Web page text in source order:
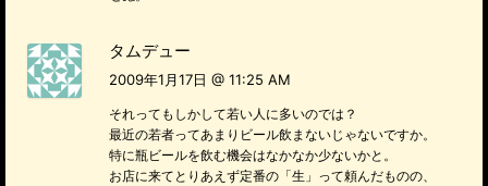
タムデュー
2009年1月17日 @ 11:25 AM
それってもしかして若い人に多いのでは？
最近の若者ってあまりビール飲まないじゃないですか。
特に瓶ビールを飲む機会はなかなか少ないかと。
お店に来てとりあえず定番の「生」って頼んだものの、